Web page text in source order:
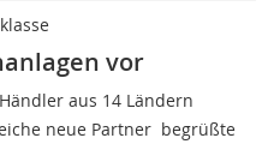
vor
aus 14 Ländern 
neue Partner  begrüßte